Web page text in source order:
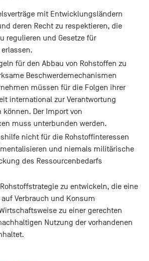
mit Entwicklungsländern
deren Recht zu respektieren, die
regulieren und Gesetze für
für den Abbau von Rohstoffen zu
Beschwerdemechanismen
müssen für die Folgen ihrer
international zur Verantwortung
können. Der Import von
muss unterbunden werden.
nicht für die Rohstoffinteressen
und niemals militärische
des Ressourcenbedarfs
zu entwickeln, die eine
Verbrauch und Konsum
zu einer gerechten
Nutzung der vorhandenen